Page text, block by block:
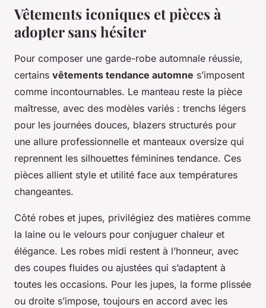
Vêtements iconiques et pièces à
adopter sans hésiter
Pour composer une garde-robe automnale réussie,
certains vêtements tendance automne s’imposent
comme incontournables. Le manteau reste la pièce
maîtresse, avec des modèles variés : trenchs légers
pour les journées douces, blazers structurés pour
une allure professionnelle et manteaux oversize qui
reprennent les silhouettes féminines tendance. Ces
pièces allient style et utilité face aux températures
changeantes.
Côté robes et jupes, privilégiez des matières comme
la laine ou le velours pour conjuguer chaleur et
élégance. Les robes midi restent à l’honneur, avec
des coupes fluides ou ajustées qui s’adaptent à
toutes les occasions. Pour les jupes, la forme plissée
ou droite s’impose, toujours en accord avec les